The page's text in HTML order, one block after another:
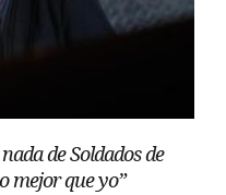
de Soldados de
mejor que yo”